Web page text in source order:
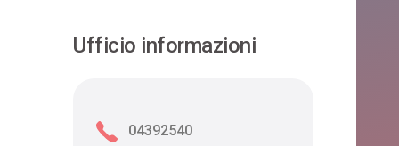
Ufficio informazioni
04392540